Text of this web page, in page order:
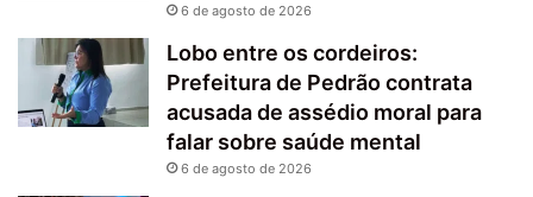
6 de agosto de 2026
Lobo entre os cordeiros:
Prefeitura de Pedrão contrata
acusada de assédio moral para
falar sobre saúde mental
6 de agosto de 2026